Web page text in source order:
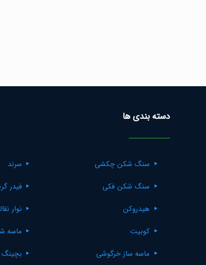
دسته بندی ها
سنگ شکن چکشی
سنگ شکن فکی
هیدروکن
کوبیت
ماسه ساز خرگوشی
سرند
فیدر
نوار
ماسه
بچینگ